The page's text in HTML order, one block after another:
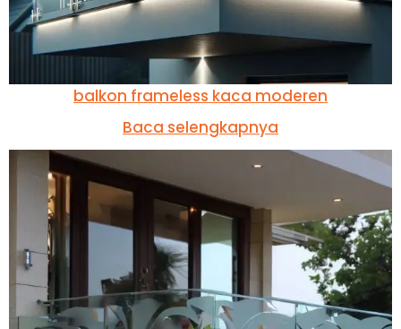
balkon frameless kaca moderen
Baca selengkapnya